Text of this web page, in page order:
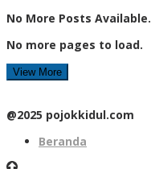
No More Posts Available.
No more pages to load.
View More
@2025 pojokkidul.com
Beranda